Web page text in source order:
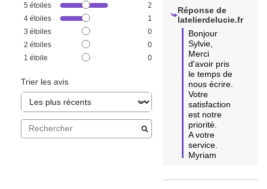
5 étoiles
2
4 étoiles
1
3 étoiles
0
2 étoiles
0
1 étoile 0
Trier les avis
Réponse de
latelierdelucie.fr
Bonjour
Sylvie,
Merci
d'avoir pris
le temps de
nous écrire.
Votre
satisfaction
est notre
priorité.
A votre
service.
Myriam